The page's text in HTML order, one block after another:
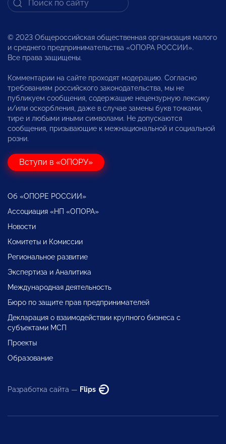
© 2023 Общероссийская общественная организация малого
и среднего предпринимательства «ОПОРА РОССИИ».
Все права защищены.
Комментарии на сайте проходят модерацию. Согласно
требованиям российского законодательства, мы не
публикуем сообщения, содержащие нецензурную лексику
и/или оскорбления, даже в случае замены букв точками,
тире и любыми иными символами. Не допускаются
сообщения, призывающие к межнациональной и социальной
розни.
Вступи в «ОПОРУ»
Об «ОПОРЕ РОССИИ»
Ассоциация «НП «ОПОРА»
Новости
Комитеты и Комиссии
Региональное развитие
Экспертиза и Аналитика
Международная деятельность
Бюро по защите прав предпринимателей
Декларация о взаимодействии крупного бизнеса с
субъектами МСП
Проекты
Образование
Разработка сайта — Flips